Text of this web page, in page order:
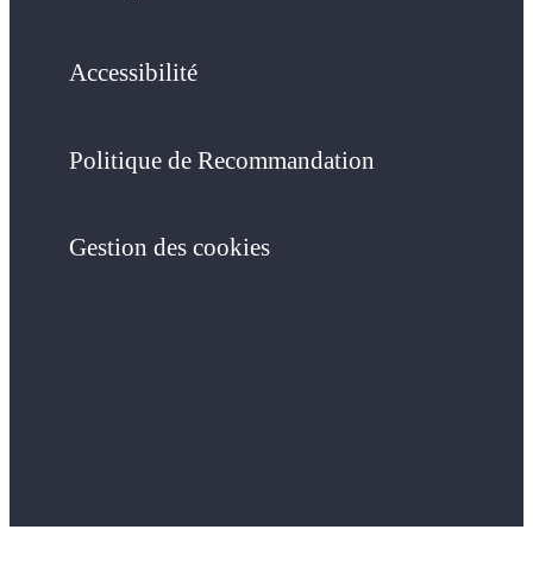
Accessibilité
Politique de Recommandation
Gestion des cookies